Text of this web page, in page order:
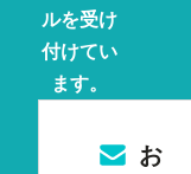
ルを受け
付けてい
ます。
お